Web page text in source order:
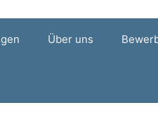
Über uns